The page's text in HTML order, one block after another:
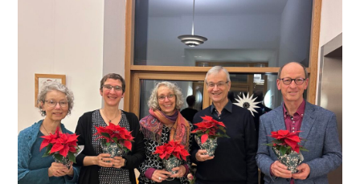
Ambulanter Hospizberatungsdienst
Trauerarbeit
Engagement